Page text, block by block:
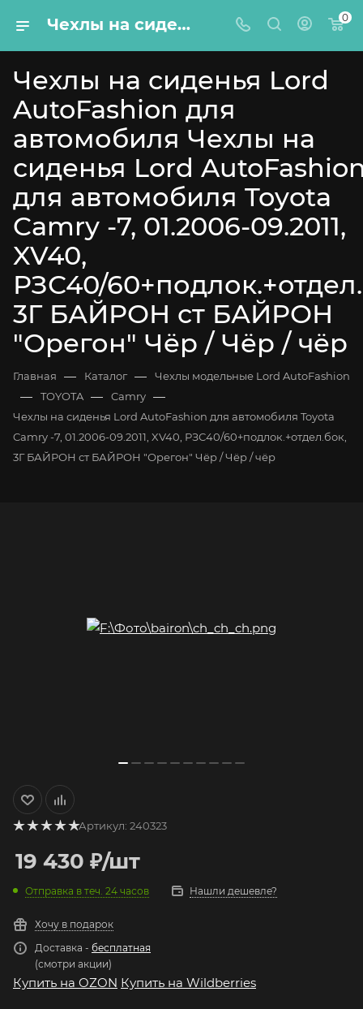
Чехлы на сиденья Lord AutoFashion для автомобиля Toyota Camry -7, 01.2006-09.2011, XV40, РЗС40/60+подлок.+отдел.бок, 3Г БАЙРОН ст БАЙРОН "Орегон" Чёр / Чёр / чёр 0
Чехлы на сиденья Lord
AutoFashion для
автомобиля Чехлы на
сиденья Lord
для автомобиля Toyota
Camry -7, 01.2006-09.2011,
XV40,
РЗС40/
3Г БАЙРОН ст БАЙРОН
"Орегон" Чёр / Чёр / чёр
Главная — Каталог — Чехлы модельные Lord AutoFashion
— TOYOTA — Camry —
Чехлы на сиденья Lord AutoFashion для автомобиля Toyota
Camry -7, 01.2006-09.2011, XV40, РЗС40/60+подлок.+отдел.бок,
3Г БАЙРОН ст БАЙРОН "Орегон" Чёр / Чёр / чёр
Артикул: 240323
19 430 ₽/шт
Отправка в теч. 24 часов Нашли дешевле?
Хочу в подарок
Доставка - бесплатная
(смотри акции)
Купить на OZON Купить на Wildberries